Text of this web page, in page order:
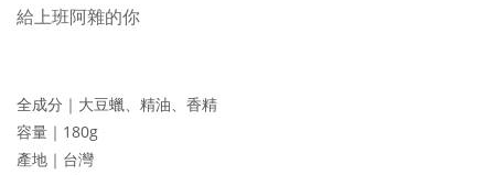
給上班阿雜的你
全成分｜大豆蠟、精油、香精
容量｜180g
產地｜台灣